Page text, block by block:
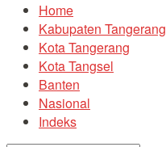
Home
Kabupaten Tangerang
Kota Tangerang
Kota Tangsel
Banten
Nasional
Indeks